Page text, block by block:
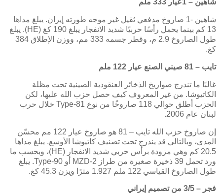
شاهين – 1عيار 333 ملم
شاهين -1 صاروخ مدفعي ثقيل غير موجه طورته إيران. يبلغ مداها
13 كم بينما يحمل رأسًا حربيًا شديد الانفجار يبلغ 190 كغ (
HE). يبلغ
طول الصاروخ 2.9 م، وقطر جسمه 333 مم، ووزن الإطلاق 384
كغ.
تايب – 81 صيني الصنع عيار 122 ملم
غالبًا ما تندرج صواريخ الذخائر العنقودية الصينية تحت مظلة
الكاتيوشا. من غير المعروف كيف حصل حزب الله عليها، لكن
الحزب أطلق حوالي 118 صاروخًا من نوع
Type-81 خلال حرب
لبنان عام 2006.
إن صاروخ حزب الله تايب – 81 هو صاروخ عيار 122 مم محسّن
المدى، وبالتالي قد يندرج تحت تصنيف كاتيوشا الأوسع. يبلغ مداها
20.5 كم وهي مزودة برأس حربي شديد الانفجار (
HE)، وبحسب ما
ورد تحمل 39 ذخيرة صغيرة من طراز
MZD-2 أو Type-90. يبلغ
طول الصاروخ القياسي 122 ملم 1.927 مترًا ويزن 45.3 كغ.
فجر – 3/5 من تصميم إيراني